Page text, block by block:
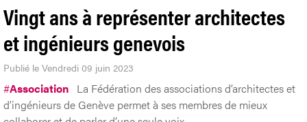
Vingt ans à représenter architectes
et ingénieurs genevois
Publié le Vendredi 09 juin 2023
#Association La Fédération des associations d’architectes et
d’ingénieurs de Genève permet à ses membres de mieux